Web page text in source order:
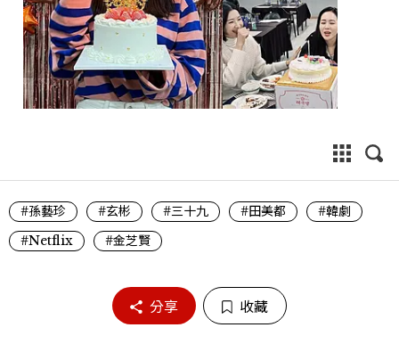
#孫藝珍 #玄彬 #三十九 #田美都
#韓劇
#Netflix
#金芝賢
分享 收藏